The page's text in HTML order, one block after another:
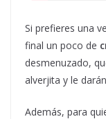
Si prefieres una
final un poco de
desmenuzado,
alverjita y le
Además, para